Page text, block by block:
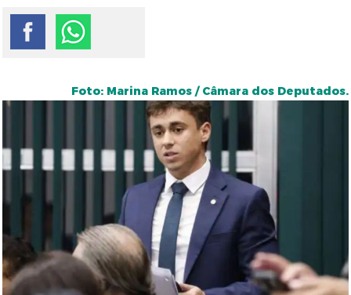
Foto: Marina Ramos / Câmara dos Deputados.